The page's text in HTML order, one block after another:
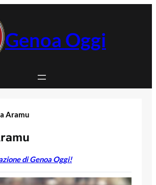
Genoa Oggi
Aramu
di Genoa Oggi!